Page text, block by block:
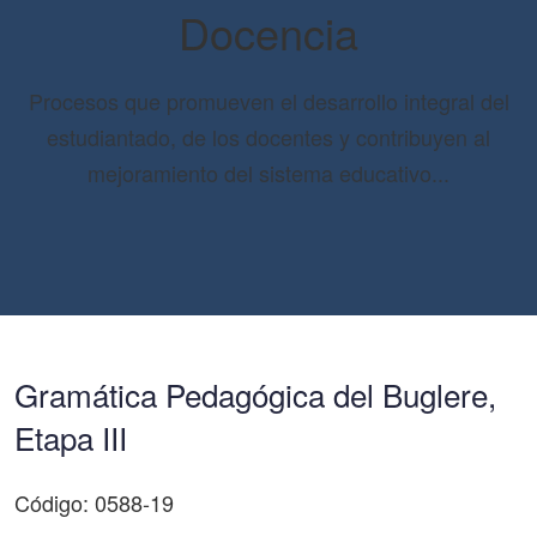
Docencia
Procesos que promueven el desarrollo integral del
estudiantado, de los docentes y contribuyen al
mejoramiento del sistema educativo...
Gramática Pedagógica del Buglere,
Etapa III
Código: 0588-19